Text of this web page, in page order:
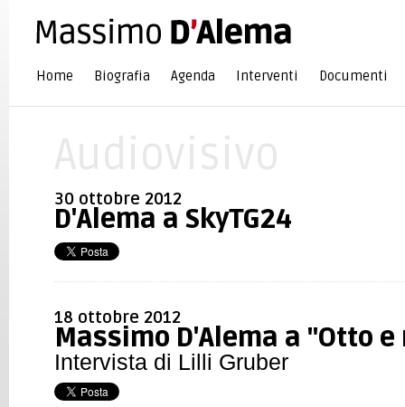
Home Biografia Agenda Interventi Documenti
30 ottobre 2012
D'Alema a SkyTG24
18 ottobre 2012
Massimo D'Alema a "Otto e
Intervista di Lilli Gruber